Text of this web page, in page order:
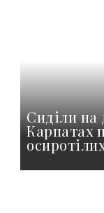
Сиділи на
Карпатах